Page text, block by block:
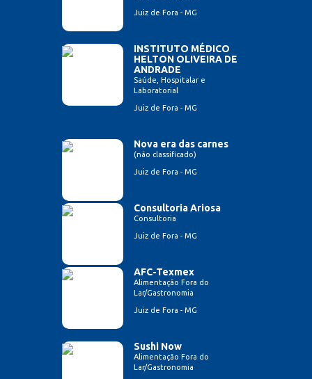
Juiz de Fora - MG
INSTITUTO MÉDICO
HELTON OLIVEIRA DE
ANDRADE
Saúde, Hospitalar e
Laboratorial
Juiz de Fora - MG
Nova era das carnes
(não classificado)
Juiz de Fora - MG
Consultoria Ariosa
Consultoria
Juiz de Fora - MG
AFC-Texmex
Alimentação Fora do
Lar/Gastronomia
Juiz de Fora - MG
Sushi Now
Alimentação Fora do
Lar/Gastronomia